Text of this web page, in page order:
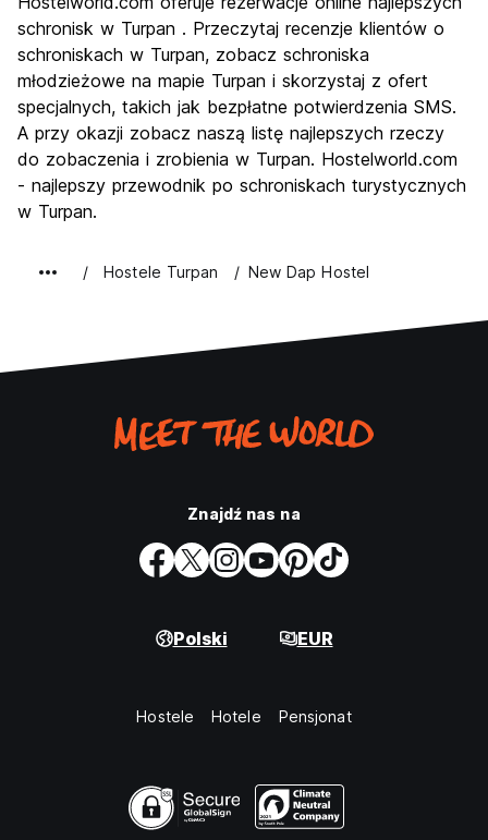
schronisk w Turpan . Przeczytaj recenzje klientów o
schroniskach w Turpan, zobacz schroniska
młodzieżowe na mapie Turpan i skorzystaj z ofert
specjalnych, takich jak bezpłatne potwierdzenia SMS.
A przy okazji zobacz naszą listę najlepszych rzeczy
do zobaczenia i zrobienia w Turpan. Hostelworld.com
- najlepszy przewodnik po schroniskach turystycznych
w Turpan.
Hostele Turpan New Dap Hostel
Znajdź nas na
Polski EUR
Hostele Hotele Pensjonat